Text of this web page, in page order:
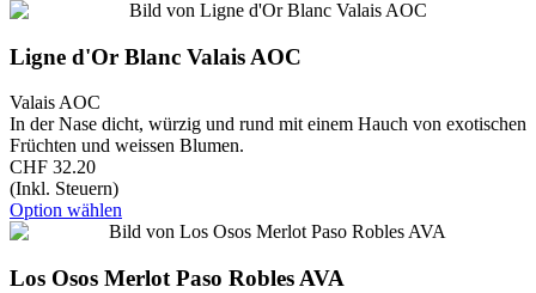
Ligne d'Or Blanc Valais AOC
Valais AOC
In der Nase dicht, würzig und rund mit einem Hauch von exotischen
Früchten und weissen Blumen.
CHF 32.20
(Inkl. Steuern)
Option wählen
Los Osos Merlot Paso Robles AVA